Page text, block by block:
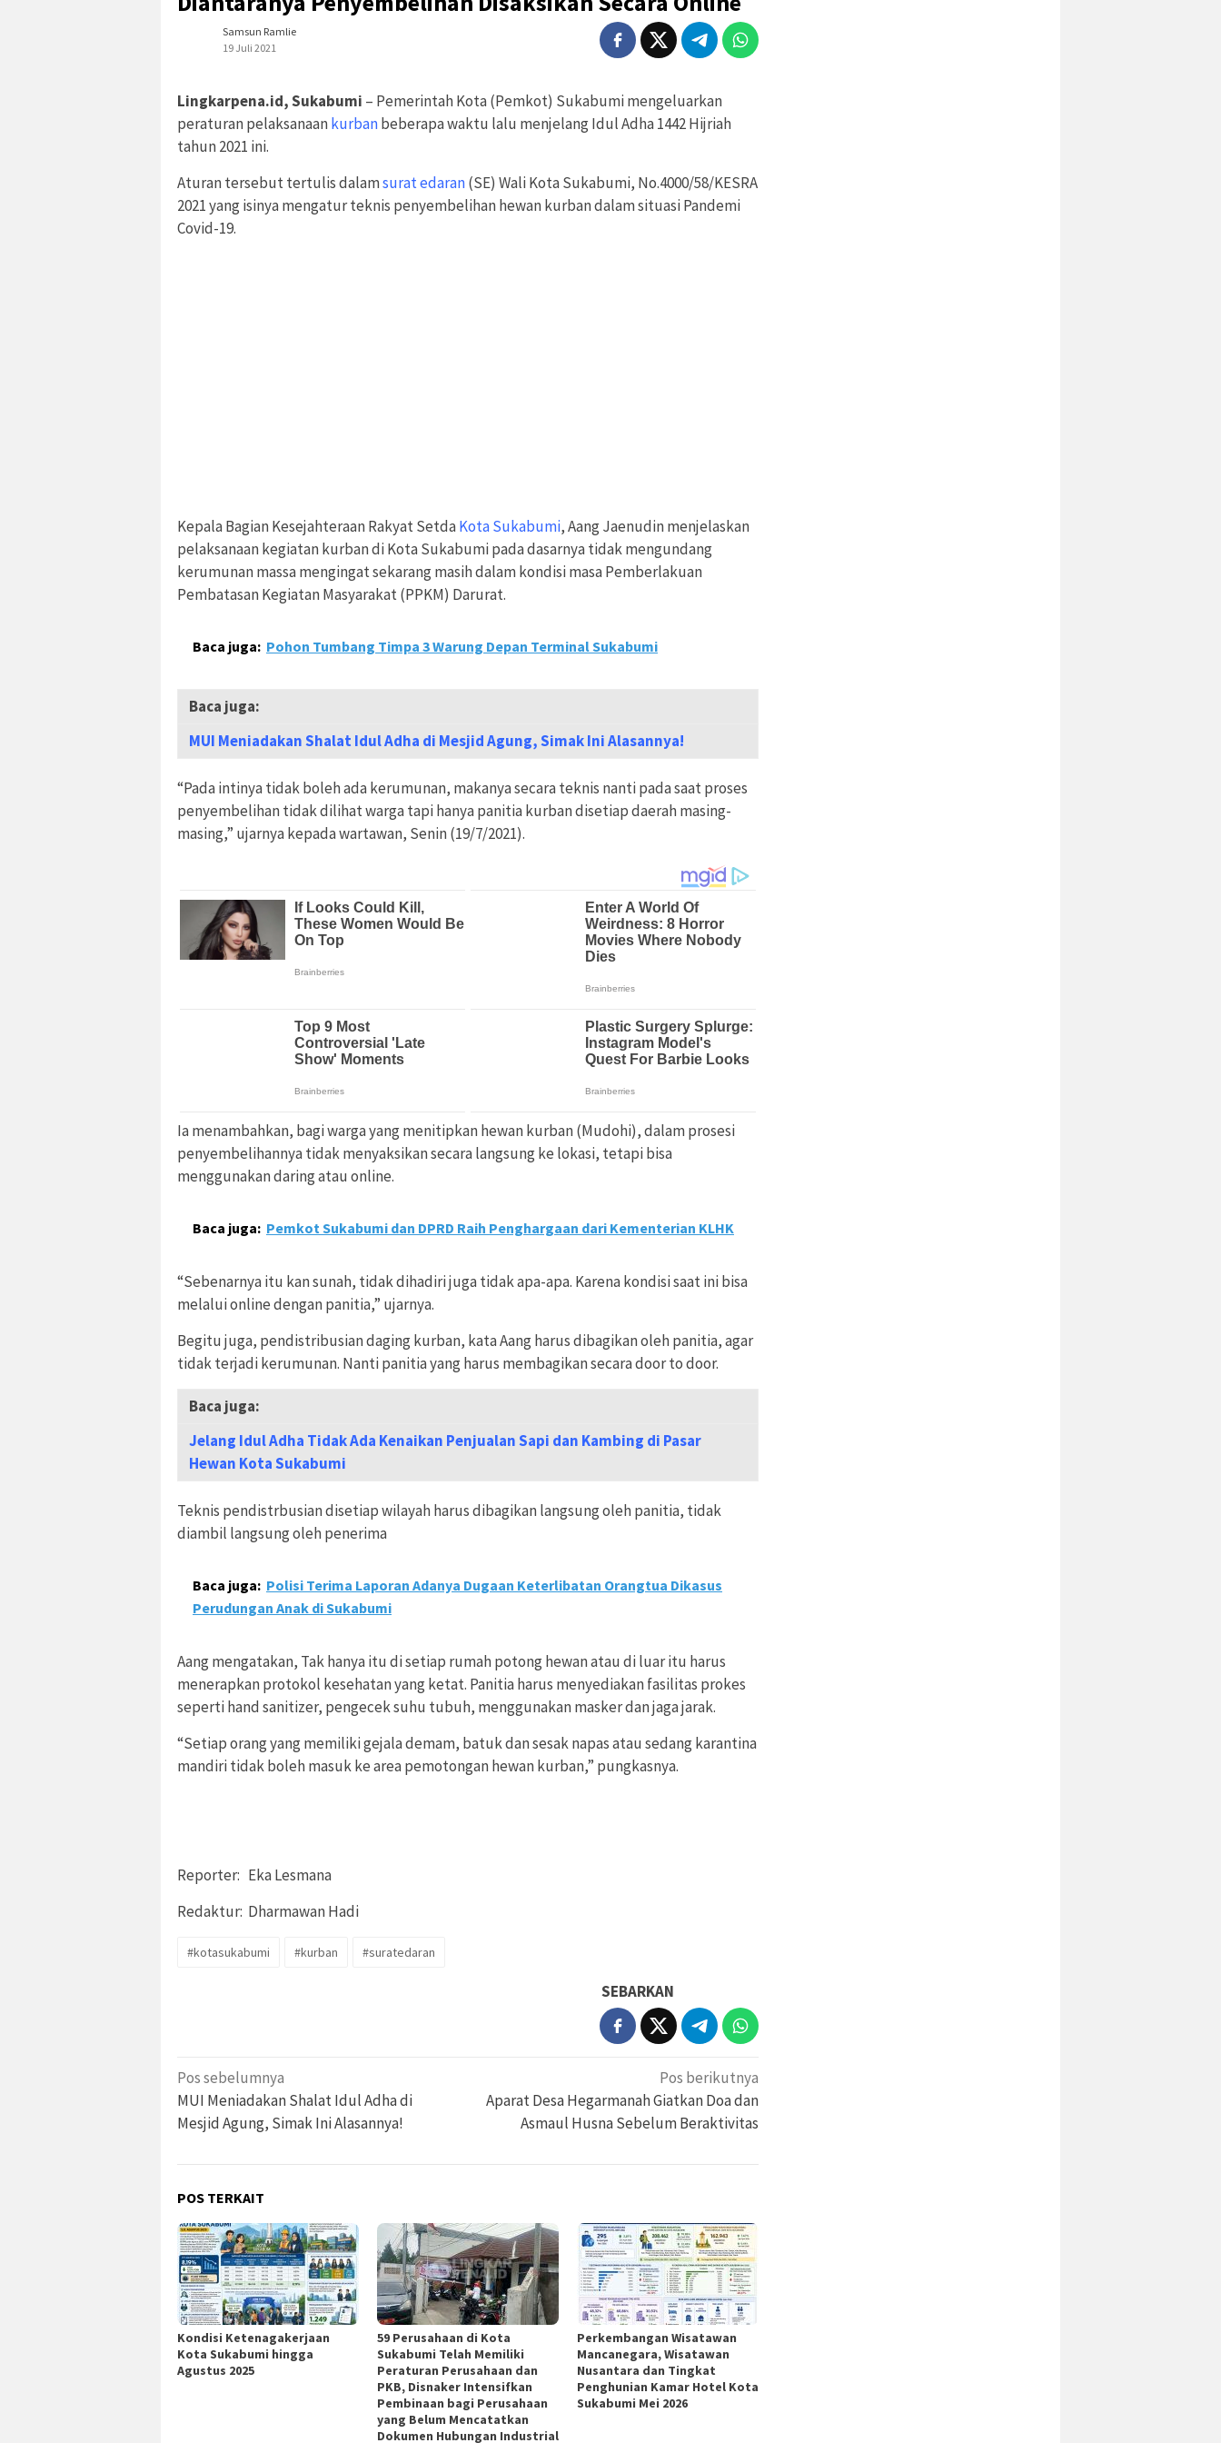
Samsun Ramlie
19 Juli 2021
Lingkarpena.id, Sukabumi – Pemerintah Kota (Pemkot) Sukabumi mengeluarkan
peraturan pelaksanaankurbanbeberapa waktu lalu menjelang Idul Adha 1442 Hijriah
tahun 2021 ini.
Aturan tersebut tertulis dalamsurat edaran(SE) Wali Kota Sukabumi, No.4000/58/KESRA
2021 yang isinya mengatur teknis penyembelihan hewan kurban dalam situasi Pandemi
Covid-19.
Kepala Bagian Kesejahteraan Rakyat SetdaKota Sukabumi, Aang Jaenudin menjelaskan
pelaksanaan kegiatan kurban di Kota Sukabumi pada dasarnya tidak mengundang
kerumunan massa mengingat sekarang masih dalam kondisi masa Pemberlakuan
Pembatasan Kegiatan Masyarakat (PPKM) Darurat.
Baca juga: Pohon Tumbang Timpa 3 Warung Depan Terminal Sukabumi
Baca juga:
MUI Meniadakan Shalat Idul Adha di Mesjid Agung, Simak Ini Alasannya!
“Pada intinya tidak boleh ada kerumunan, makanya secara teknis nanti pada saat proses
penyembelihan tidak dilihat warga tapi hanya panitia kurban disetiap daerah masing-
masing,” ujarnya kepada wartawan, Senin (19/7/2021).
Ia menambahkan, bagi warga yang menitipkan hewan kurban (Mudohi), dalam prosesi
penyembelihannya tidak menyaksikan secara langsung ke lokasi, tetapi bisa
menggunakan daring atau online.
Baca juga: Pemkot Sukabumi dan DPRD Raih Penghargaan dari Kementerian KLHK
“Sebenarnya itu kan sunah, tidak dihadiri juga tidak apa-apa. Karena kondisi saat ini bisa
melalui online dengan panitia,” ujarnya.
Begitu juga, pendistribusian daging kurban, kata Aang harus dibagikan oleh panitia, agar
tidak terjadi kerumunan. Nanti panitia yang harus membagikan secara door to door.
Baca juga:
Jelang Idul Adha Tidak Ada Kenaikan Penjualan Sapi dan Kambing di Pasar
Hewan Kota Sukabumi
Teknis pendistrbusian disetiap wilayah harus dibagikan langsung oleh panitia, tidak
diambil langsung oleh penerima
Baca juga: Polisi Terima Laporan Adanya Dugaan Keterlibatan Orangtua Dikasus
Perudungan Anak di Sukabumi
Aang mengatakan, Tak hanya itu di setiap rumah potong hewan atau di luar itu harus
menerapkan protokol kesehatan yang ketat. Panitia harus menyediakan fasilitas prokes
seperti hand sanitizer, pengecek suhu tubuh, menggunakan masker dan jaga jarak.
“Setiap orang yang memiliki gejala demam, batuk dan sesak napas atau sedang karantina
mandiri tidak boleh masuk ke area pemotongan hewan kurban,” pungkasnya.
Reporter: Eka Lesmana
Redaktur: Dharmawan Hadi
#kotasukabumi #kurban #suratedaran
SEBARKAN
Navigasi
pos
Pos sebelumnya
MUI Meniadakan Shalat Idul Adha di
Mesjid Agung, Simak Ini Alasannya!
Pos berikutnya
Aparat Desa Hegarmanah Giatkan Doa dan
Asmaul Husna Sebelum Beraktivitas
POS TERKAIT
Kondisi Ketenagakerjaan
Kota Sukabumi hingga
Agustus 2025
59 Perusahaan di Kota
Sukabumi Telah Memiliki
Peraturan Perusahaan dan
PKB, Disnaker Intensifkan
Pembinaan bagi Perusahaan
yang Belum Mencatatkan
Dokumen Hubungan Industrial
Perkembangan Wisatawan
Mancanegara, Wisatawan
Nusantara dan Tingkat
Penghunian Kamar Hotel Kota
Sukabumi Mei 2026